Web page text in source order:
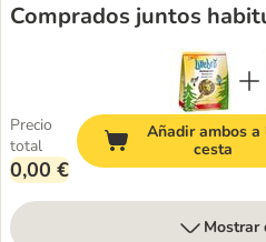
Comprados juntos
Precio
total
0,00 €
Añadir ambos a
cesta
Mostrar